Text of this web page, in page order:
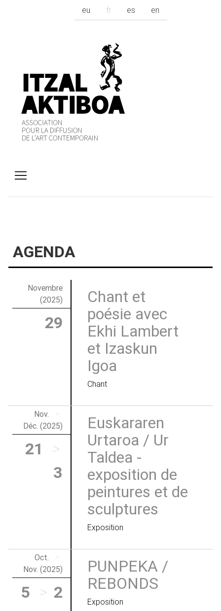
eu fr es en
AGENDA
Novembre
(2025)
29
Chant et
poésie avec
Ekhi Lambert
et Izaskun
Igoa
Chant
Nov.
>
Déc. (2025)
21
>
3
Euskararen
Urtaroa / Ur
Taldea -
exposition de
peintures et de
sculptures
Exposition
Oct.
>
Nov. (2025)
5 > 2
PUNPEKA /
REBONDS
Exposition